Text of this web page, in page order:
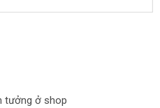
tưởng ở shop